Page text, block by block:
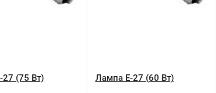
(75 Вт) Лампа Е-27 (60 Вт)